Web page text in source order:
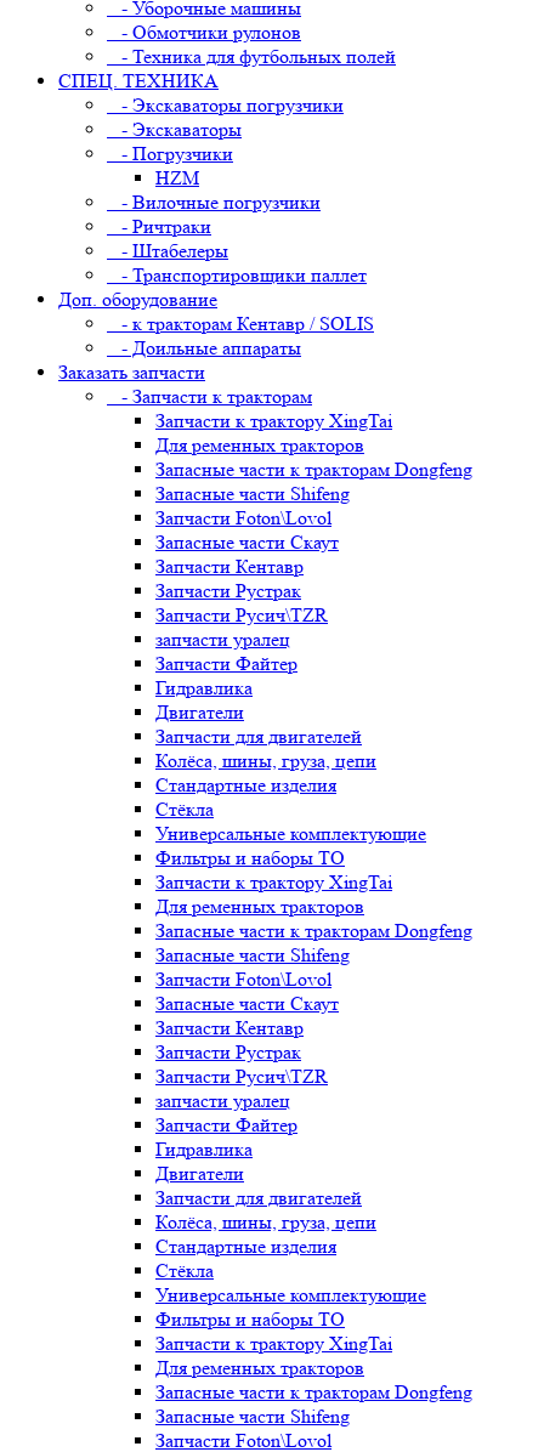
- Уборочные машины
- Обмотчики рулонов
- Техника для футбольных полей
СПЕЦ. ТЕХНИКА
- Экскаваторы погрузчики
- Экскаваторы
- Погрузчики
HZM
- Вилочные погрузчики
- Ричтраки
- Штабелеры
- Транспортировщики паллет
Доп. оборудование
- к тракторам Кентавр / SOLIS
- Доильные аппараты
Заказать запчасти
- Запчасти к тракторам
Запчасти к трактору XingTai
Для ременных тракторов
Запасные части к тракторам Dongfeng
Запасные части Shifeng
Запчасти Foton\Lovol
Запасные части Скаут
Запчасти Кентавр
Запчасти Рустрак
Запчасти Русич\TZR
запчасти уралец
Запчасти Файтер
Гидравлика
Двигатели
Запчасти для двигателей
Колёса, шины, груза, цепи
Стандартные изделия
Стёкла
Универсальные комплектующие
Фильтры и наборы ТО
Запчасти к трактору XingTai
Для ременных тракторов
Запасные части к тракторам Dongfeng
Запасные части Shifeng
Запчасти Foton\Lovol
Запасные части Скаут
Запчасти Кентавр
Запчасти Рустрак
Запчасти Русич\TZR
запчасти уралец
Запчасти Файтер
Гидравлика
Двигатели
Запчасти для двигателей
Колёса, шины, груза, цепи
Стандартные изделия
Стёкла
Универсальные комплектующие
Фильтры и наборы ТО
Запчасти к трактору XingTai
Для ременных тракторов
Запасные части к тракторам Dongfeng
Запасные части Shifeng
Запчасти Foton\Lovol